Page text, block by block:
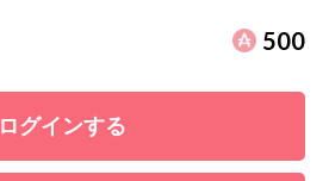
500
ログインする